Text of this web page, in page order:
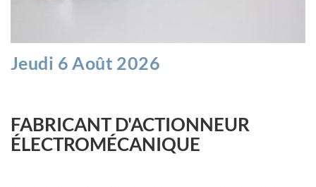
Jeudi 6 Août 2026
FABRICANT D'ACTIONNEUR
ÉLECTROMÉCANIQUE